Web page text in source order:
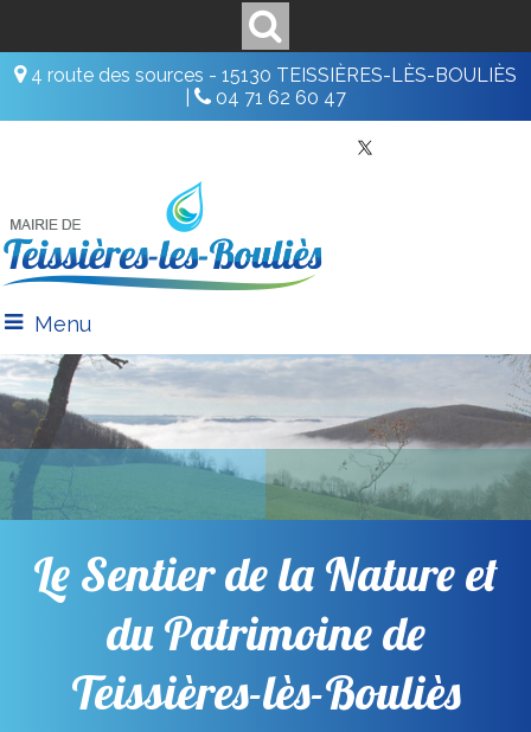
4 route des sources - 15130 TEISSIÈRES-LÈS-BOULIÈS
04 71 62 60 47
Menu
Le Sentier de la Nature et
du Patrimoine de
Teissières-lès-Bouliès